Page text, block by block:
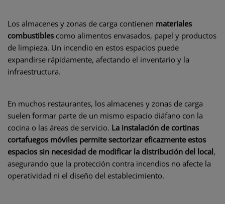
Los almacenes y zonas de carga contienen materiales
combustibles como alimentos envasados, papel y productos
de limpieza. Un incendio en estos espacios puede
expandirse rápidamente, afectando el inventario y la
infraestructura.
En muchos restaurantes, los almacenes y zonas de carga
suelen formar parte de un mismo espacio diáfano con la
cocina o las áreas de servicio. La instalación de cortinas
cortafuegos móviles permite sectorizar eficazmente estos
espacios sin necesidad de modificar la distribución del local,
asegurando que la protección contra incendios no afecte la
operatividad ni el diseño del establecimiento.